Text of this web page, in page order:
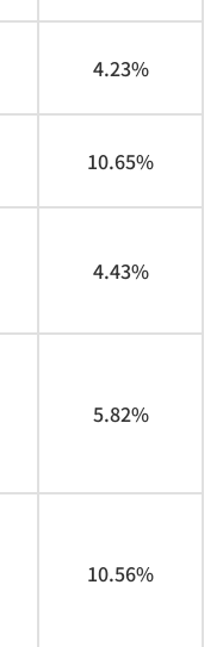
4.23%
10.65%
4.43%
5.82%
10.56%